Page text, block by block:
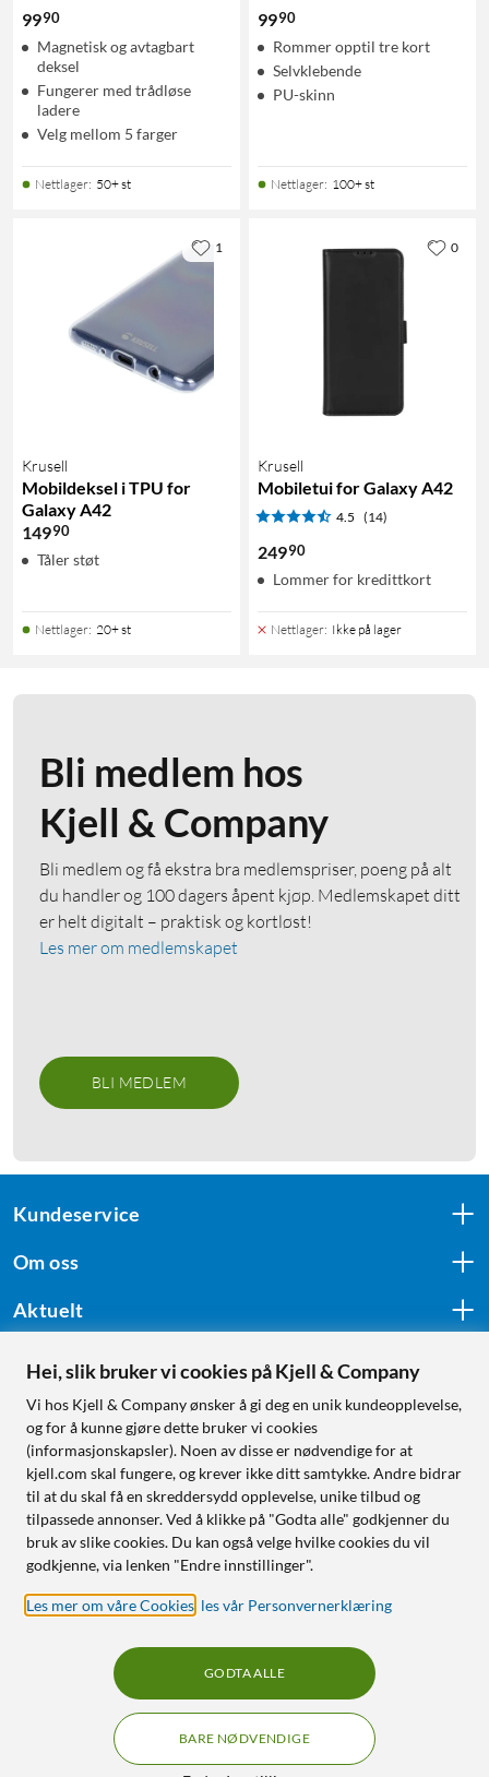
9990
Magnetisk og avtagbart
deksel
Fungerer med trådløse
ladere
Velg mellom 5 farger
Nettlager: 50+ st
9990
Rommer opptil tre kort
Selvklebende
PU-skinn
Nettlager: 100+ st
Krusell
Mobildeksel i TPU for
Galaxy A42
14990
Tåler støt
Nettlager: 20+ st
1
Krusell
Mobiletui for Galaxy A42
4.5 (14)
24990
Lommer for kredittkort
Nettlager: Ikke på lager
0
Bli medlem hos
Kjell & Company
Bli medlem og få ekstra bra medlemspriser, poeng på alt
du handler og 100 dagers åpent kjøp. Medlemskapet ditt
er helt digitalt – praktisk og kortløst!
Les mer om medlemskapet
BLI MEDLEM
Kundeservice
Om oss
Aktuelt
Følg oss
Handle fra:
Sverige
Norge
RÅD OG TILBEHØR TIL
Hei, slik bruker vi cookies på Kjell & Company
Vi hos Kjell & Company ønsker å gi deg en unik kundeopplevelse,
og for å kunne gjøre dette bruker vi cookies
(informasjonskapsler). Noen av disse er nødvendige for at
kjell.com skal fungere, og krever ikke ditt samtykke. Andre bidrar
til at du skal få en skreddersydd opplevelse, unike tilbud og
tilpassede annonser. Ved å klikke på "Godta alle" godkjenner du
bruk av slike cookies. Du kan også velge hvilke cookies du vil
godkjenne, via lenken "Endre innstillinger".
Les mer om våre Cookies les vår Personvernerklæring
BARE NØDVENDIGE
GODTA ALLE